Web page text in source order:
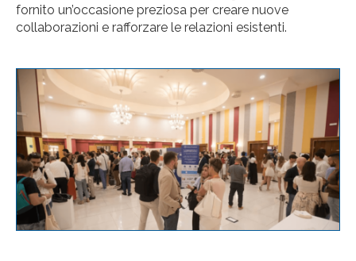
fornito un’occasione preziosa per creare nuove
collaborazioni e rafforzare le relazioni esistenti.